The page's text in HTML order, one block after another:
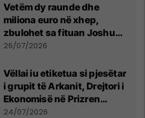
Vetëm dy raunde dhe
miliona euro në xhep,
zbulohet sa fituan Joshua
e Prenga
26/07/2026
Vëllai iu etiketua si pjesëtar
i grupit të Arkanit, Drejtori i
Ekonomisë në Prizren
mohon pretendimet
24/07/2026